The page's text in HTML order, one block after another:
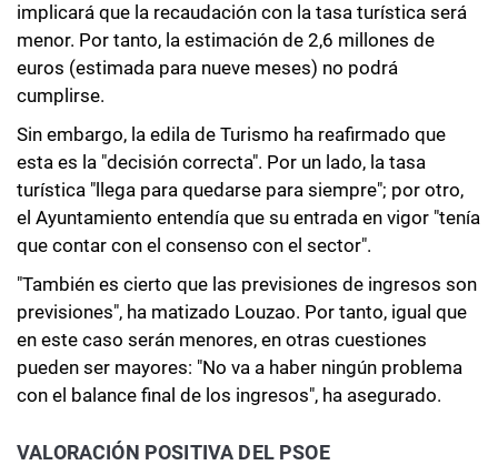
implicará que la recaudación con la tasa turística será
menor. Por tanto, la estimación de 2,6 millones de
euros (estimada para nueve meses) no podrá
cumplirse.
Sin embargo, la edila de Turismo ha reafirmado que
esta es la "decisión correcta". Por un lado, la tasa
turística "llega para quedarse para siempre"; por otro,
el Ayuntamiento entendía que su entrada en vigor "tenía
que contar con el consenso con el sector".
"También es cierto que las previsiones de ingresos son
previsiones", ha matizado Louzao. Por tanto, igual que
en este caso serán menores, en otras cuestiones
pueden ser mayores: "No va a haber ningún problema
con el balance final de los ingresos", ha asegurado.
VALORACIÓN POSITIVA DEL PSOE